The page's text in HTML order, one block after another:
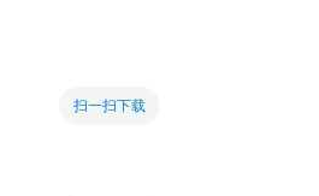
扫一扫下载